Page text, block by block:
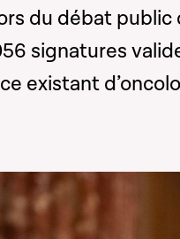
du débat
signatures
existant